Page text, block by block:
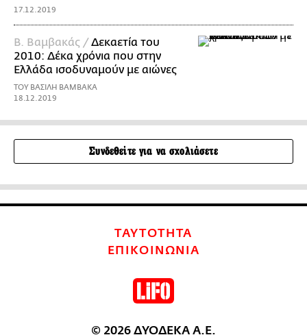
17.12.2019
Β. Βαμβακάς / Δεκαετία του
2010: Δέκα χρόνια που στην
Ελλάδα ισοδυναμούν με αιώνες
ΤΟΥ ΒΑΣΙΛΗ ΒΑΜΒΑΚΑ
18.12.2019
Συνδεθείτε για να σχολιάσετε
ΤΑΥΤΟΤΗΤΑ
ΕΠΙΚΟΙΝΩΝΙΑ
© 2026 ΔΥΟΔΕΚΑ Α.Ε.